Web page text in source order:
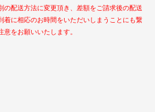
の配送方法に変更頂き、差額をご請求後の配送
着に相応のお時間をいただいしまうことにも繋
をお願いいたします。